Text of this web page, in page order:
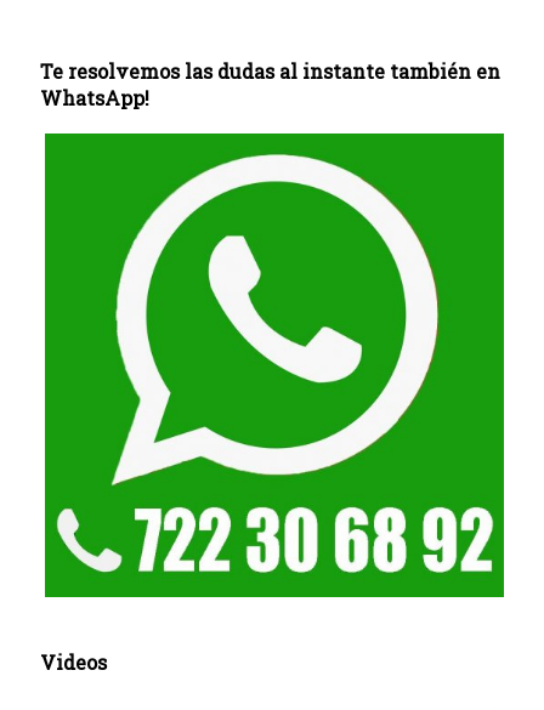
Te resolvemos las dudas al instante también en
WhatsApp!
Videos